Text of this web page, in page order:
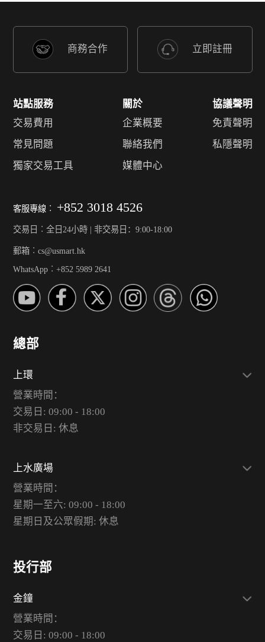
商務合作 立即註冊
站點服務
交易費用
常見問題
獨家交易工具
關於
企業概要
聯絡我們
媒體中心
協議聲明
免責聲明
私隱聲明
客服專線︰ +852 3018 4526
交易日︰全日24小時 | 非交易日：9:00-18:00
郵箱︰cs@usmart.hk
WhatsApp︰+852 5989 2641
總部
上環
營業時間：
交易日: 09:00 - 18:00
非交易日: 休息
上水廣場
營業時間：
星期一至六: 09:00 - 18:00
星期日及公眾假期: 休息
投行部
金鐘
營業時間：
交易日: 09:00 - 18:00